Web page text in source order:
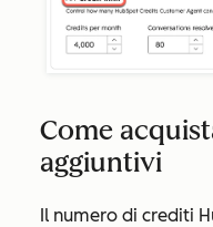
Come
aggiuntivi
Il numero di crediti